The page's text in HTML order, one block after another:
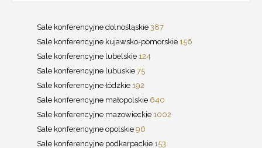
Sale konferencyjne dolnośląskie 387
Sale konferencyjne kujawsko-pomorskie 156
Sale konferencyjne lubelskie 124
Sale konferencyjne lubuskie 75
Sale konferencyjne łódzkie 192
Sale konferencyjne małopolskie 640
Sale konferencyjne mazowieckie 1002
Sale konferencyjne opolskie 96
Sale konferencyjne podkarpackie 153